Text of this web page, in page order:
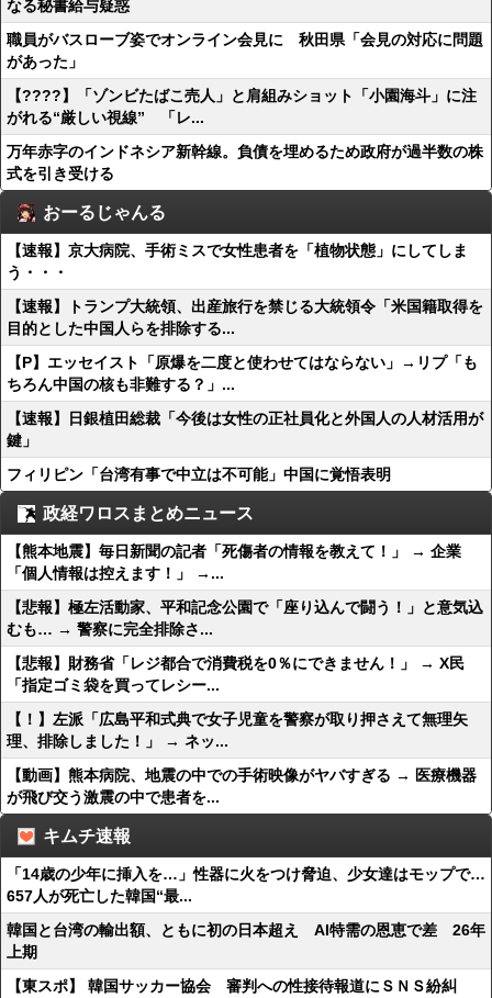
なる秘書給与疑惑
職員がバスローブ姿でオンライン会見に 秋田県「会見の対応に問題
があった」
【????】「ゾンビたばこ売人」と肩組みショット「小園海斗」に注
がれる“厳しい視線” 「レ...
万年赤字のインドネシア新幹線。負債を埋めるため政府が過半数の株
式を引き受ける
おーるじゃんる
【速報】京大病院、手術ミスで女性患者を「植物状態」にしてしま
う・・・
【速報】トランプ大統領、出産旅行を禁じる大統領令「米国籍取得を
目的とした中国人らを排除する...
【P】エッセイスト「原爆を二度と使わせてはならない」→リプ「も
ちろん中国の核も非難する？」...
【速報】日銀植田総裁「今後は女性の正社員化と外国人の人材活用が
鍵」
フィリピン「台湾有事で中立は不可能」中国に覚悟表明
政経ワロスまとめニュース
【熊本地震】毎日新聞の記者「死傷者の情報を教えて！」 → 企業
「個人情報は控えます！」 →...
【悲報】極左活動家、平和記念公園で「座り込んで闘う！」と意気込
むも… → 警察に完全排除さ...
【悲報】財務省「レジ都合で消費税を0％にできません！」 → X民
「指定ゴミ袋を買ってレシー...
【！】左派「広島平和式典で女子児童を警察が取り押さえて無理矢
理、排除しました！」 → ネッ...
【動画】熊本病院、地震の中での手術映像がヤバすぎる → 医療機器
が飛び交う激震の中で患者を...
キムチ速報
「14歳の少年に挿入を…」性器に火をつけ脅迫、少女達はモップで…
657人が死亡した韓国“最...
韓国と台湾の輸出額、ともに初の日本超え AI特需の恩恵で差 26年
上期
【東スポ】 韓国サッカー協会 審判への性接待報道にＳＮＳ紛糾